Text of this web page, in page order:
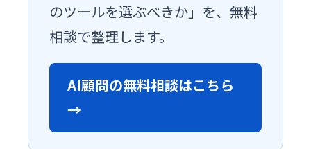
のツールを選ぶべきか」を、無料
相談で整理します。
AI顧問の無料相談はこちら
→